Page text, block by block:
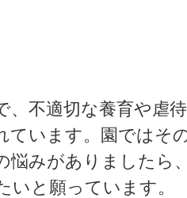
、不適切な養育や虐
ています。園ではそ
悩みがありましたら
いと願っています。